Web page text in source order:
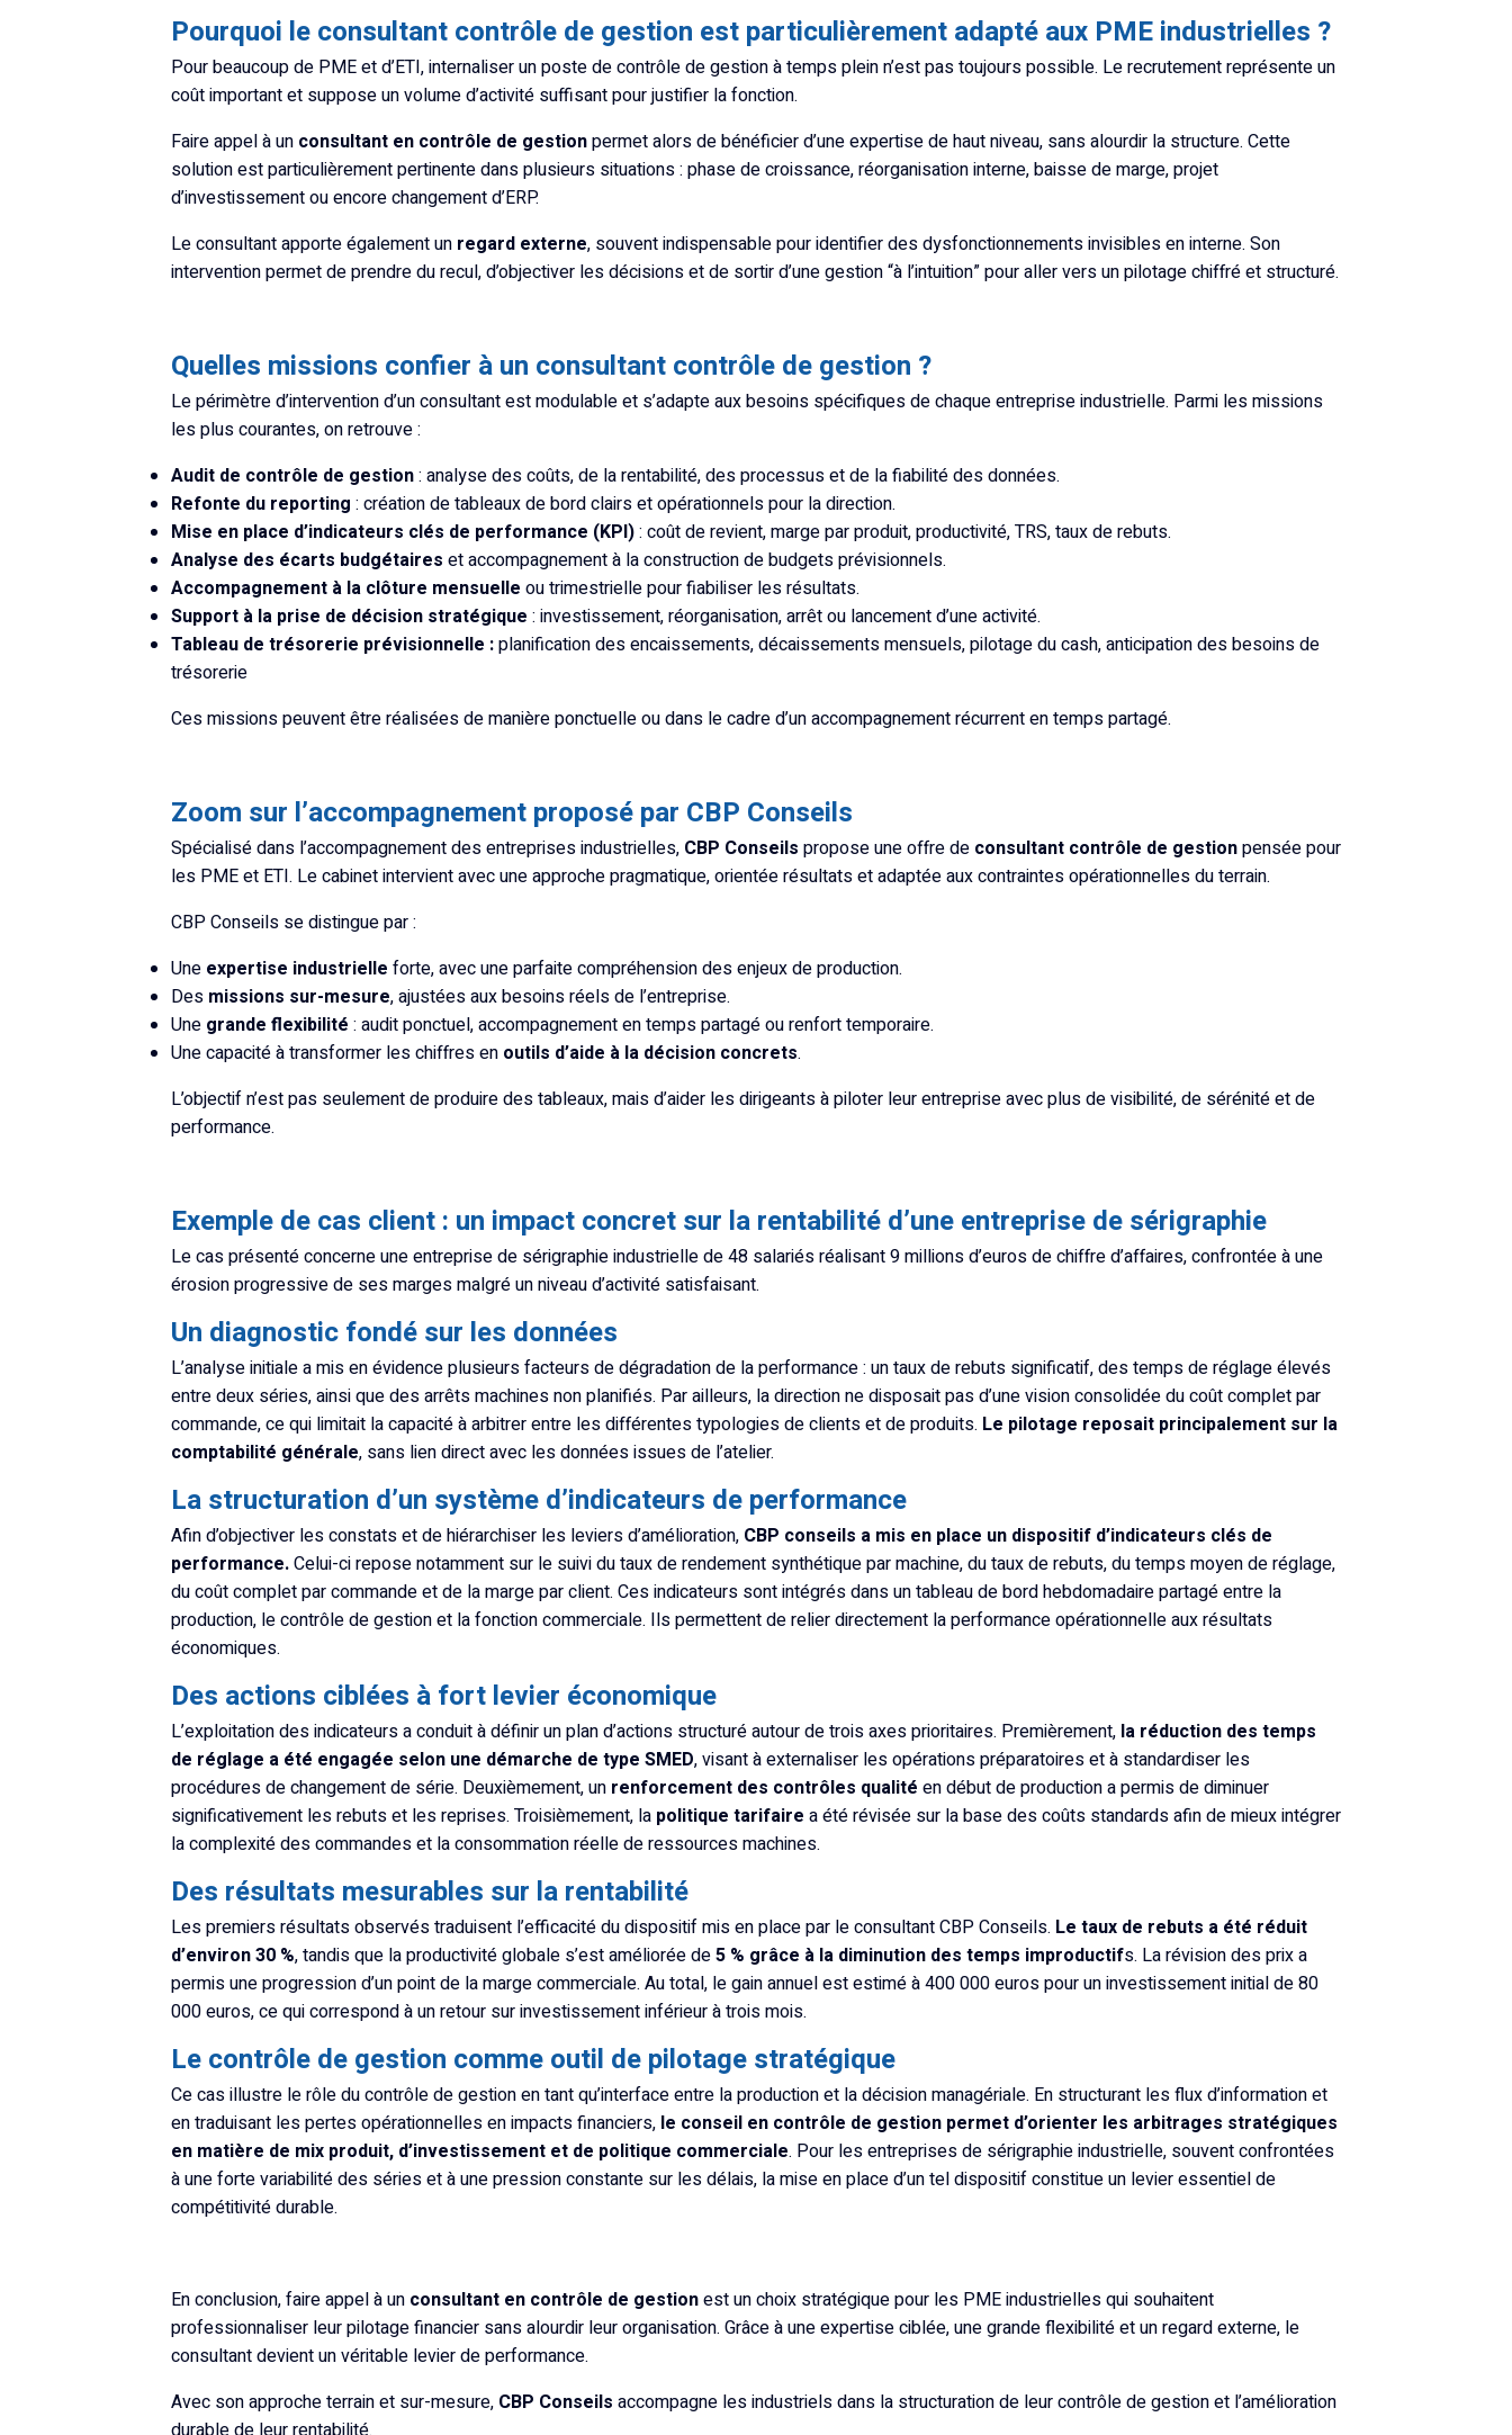
Pourquoi le consultant contrôle de gestion est particulièrement adapté aux PME industrielles ?
Pour beaucoup de PME et d’ETI, internaliser un poste de contrôle de gestion à temps plein n’est pas toujours possible. Le recrutement représente un
coût important et suppose un volume d’activité suffisant pour justifier la fonction.
Faire appel à un consultant en contrôle de gestionpermet alors de bénéficier d’une expertise de haut niveau, sans alourdir la structure. Cette
solution est particulièrement pertinente dans plusieurs situations : phase de croissance, réorganisation interne, baisse de marge, projet
d’investissement ou encore changement d’ERP.
Le consultant apporte également un regard externe, souvent indispensable pour identifier des dysfonctionnements invisibles en interne. Son
intervention permet de prendre du recul, d’objectiver les décisions et de sortir d’une gestion “à l’intuition” pour aller vers un pilotage chiffré et structuré.
Quelles missions confier à un consultant contrôle de gestion ?
Le périmètre d’intervention d’un consultant est modulable et s’adapte aux besoins spécifiques de chaque entreprise industrielle. Parmi les missions
les plus courantes, on retrouve :
Audit de contrôle de gestion: analyse des coûts, de la rentabilité, des processus et de la fiabilité des données.
Refonte du reporting : création de tableaux de bord clairs et opérationnels pour la direction.
Mise en place d’indicateurs clés de performance (KPI): coût de revient, marge par produit, productivité, TRS, taux de rebuts.
Analyse des écarts budgétaires et accompagnement à la construction de budgets prévisionnels.
Accompagnement à la clôture mensuelle ou trimestrielle pour fiabiliser les résultats.
Support à la prise de décision stratégique : investissement, réorganisation, arrêt ou lancement d’une activité.
Tableau de trésorerie prévisionnelle :planification des encaissements, décaissements mensuels, pilotage du cash, anticipation des besoins de
trésorerie
Ces missions peuvent être réalisées de manière ponctuelle ou dans le cadre d’un accompagnement récurrent en temps partagé.
Zoom sur l’accompagnement proposé par CBP Conseils
Spécialisé dans l’accompagnement des entreprises industrielles, CBP Conseils propose une offre de consultant contrôle de gestionpensée pour
les PME et ETI. Le cabinet intervient avec une approche pragmatique, orientée résultats et adaptée aux contraintes opérationnelles du terrain.
CBP Conseils se distingue par :
Une expertise industrielle forte, avec une parfaite compréhension des enjeux de production.
Des missions sur-mesure, ajustées aux besoins réels de l’entreprise.
Une grande flexibilité : audit ponctuel, accompagnement en temps partagé ou renfort temporaire.
Une capacité à transformer les chiffres en outils d’aide à la décision concrets.
L’objectif n’est pas seulement de produire des tableaux, mais d’aider les dirigeants à piloter leur entreprise avec plus de visibilité, de sérénité et de
performance.
Exemple de cas client : un impact concret sur la rentabilité d’une entreprise de sérigraphie
Le cas présenté concerne une entreprise de sérigraphie industrielle de 48 salariés réalisant 9 millions d’euros de chiffre d’affaires, confrontée à une
érosion progressive de ses marges malgré un niveau d’activité satisfaisant.
Un diagnostic fondé sur les données
L’analyse initiale a mis en évidence plusieurs facteurs de dégradation de la performance : un taux de rebuts significatif, des temps de réglage élevés
entre deux séries, ainsi que des arrêts machines non planifiés. Par ailleurs, la direction ne disposait pas d’une vision consolidée du coût complet par
commande, ce qui limitait la capacité à arbitrer entre les différentes typologies de clients et de produits. Le pilotage reposait principalement sur la
comptabilité générale, sans lien direct avec les données issues de l’atelier.
La structuration d’un système d’indicateurs de performance
Afin d’objectiver les constats et de hiérarchiser les leviers d’amélioration, CBP conseils a mis en place un dispositif d’indicateurs clés de
performance.Celui-ci repose notamment sur le suivi du taux de rendement synthétique par machine, du taux de rebuts, du temps moyen de réglage,
du coût complet par commande et de la marge par client. Ces indicateurs sont intégrés dans un tableau de bord hebdomadaire partagé entre la
production, le contrôle de gestion et la fonction commerciale. Ils permettent de relier directement la performance opérationnelle aux résultats
économiques.
Des actions ciblées à fort levier économique
L’exploitation des indicateurs a conduit à définir un plan d’actions structuré autour de trois axes prioritaires. Premièrement, la réduction des temps
de réglage a été engagée selon une démarche de type SMED, visant à externaliser les opérations préparatoires et à standardiser les
procédures de changement de série. Deuxièmement, un renforcement des contrôles qualité en début de production a permis de diminuer
significativement les rebuts et les reprises. Troisièmement, la politique tarifaire a été révisée sur la base des coûts standards afin de mieux intégrer
la complexité des commandes et la consommation réelle de ressources machines.
Des résultats mesurables sur la rentabilité
Les premiers résultats observés traduisent l’efficacité du dispositif mis en place par le consultant CBP Conseils. Le taux de rebuts a été réduit
d’environ 30 %, tandis que la productivité globale s’est améliorée de5 % grâce à la diminution des temps improductifs. La révision des prix a
permis une progression d’un point de la marge commerciale. Au total, le gain annuel est estimé à 400 000 euros pour un investissement initial de 80
000 euros, ce qui correspond à un retour sur investissement inférieur à trois mois.
Le contrôle de gestion comme outil de pilotage stratégique
Ce cas illustre le rôle du contrôle de gestion en tant qu’interface entre la production et la décision managériale. En structurant les flux d’information et
en traduisant les pertes opérationnelles en impacts financiers, le conseil en contrôle de gestion permet d’orienter les arbitrages stratégiques
en matière de mix produit, d’investissement et de politique commerciale. Pour les entreprises de sérigraphie industrielle, souvent confrontées
à une forte variabilité des séries et à une pression constante sur les délais, la mise en place d’un tel dispositif constitue un levier essentiel de
compétitivité durable.
En conclusion, faire appel à un consultant en contrôle de gestionest un choix stratégique pour les PME industrielles qui souhaitent
professionnaliser leur pilotage financier sans alourdir leur organisation. Grâce à une expertise ciblée, une grande flexibilité et un regard externe, le
consultant devient un véritable levier de performance.
Avec son approche terrain et sur-mesure, CBP Conseils accompagne les industriels dans la structuration de leur contrôle de gestion et l’amélioration